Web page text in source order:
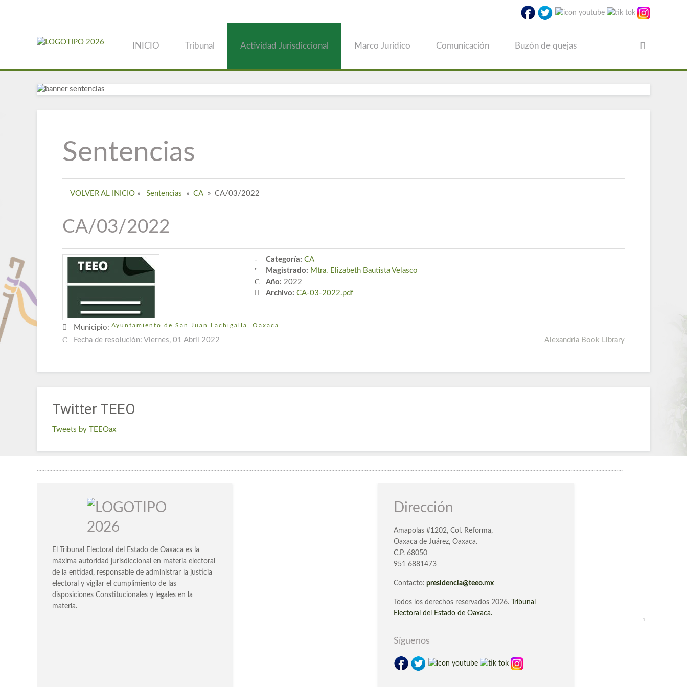
INICIO Tribunal Actividad Jurisdiccional Marco Jurídico Comunicación Buzón de quejas
Sentencias
VOLVER AL INICIO » Sentencias » CA » CA/03/2022
CA/03/2022
Categoría: CA
Magistrado: Mtra. Elizabeth Bautista Velasco
Año: 2022
Archivo: CA-03-2022.pdf
Municipio: Ayuntamiento de San Juan Lachigalla, Oaxaca
Fecha de resolución: Viernes, 01 Abril 2022 Alexandria Book Library
Twitter TEEO
Tweets by TEEOax
..............................................................................................................................................................................................................................................................................................................................................................................................
El Tribunal Electoral del Estado de Oaxaca es la
máxima autoridad jurisdiccional en materia electoral
de la entidad, responsable de administrar la justicia
electoral y vigilar el cumplimiento de las
disposiciones Constitucionales y legales en la
materia.
Dirección
Amapolas #1202, Col. Reforma,
Oaxaca de Juárez, Oaxaca.
C.P. 68050
951 6881473
Contacto: presidencia@teeo.mx
Todos los derechos reservados 2026.
Tribunal
Electoral del Estado de Oaxaca.
Síguenos